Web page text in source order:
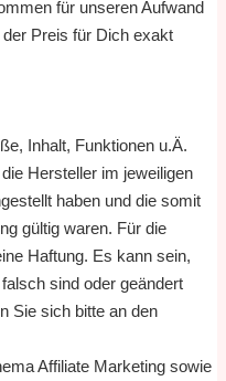
für unseren Aufwand
Preis für Dich exakt
Inhalt, Funktionen u.Ä.
Hersteller im jeweiligen
haben und die somit
gültig waren. Für die
Haftung. Es kann sein,
sind oder geändert
Sie sich bitte an den
Affiliate Marketing sowie